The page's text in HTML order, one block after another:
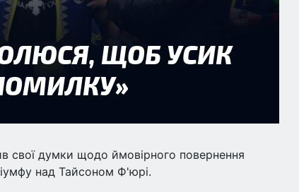
свої думки щодо ймовірного повернення
над Тайсоном Ф'юрі.